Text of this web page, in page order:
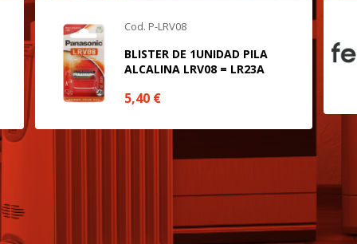
Cod. P-LRV08
BLISTER DE 1UNIDAD PILA
ALCALINA LRV08 = LR23A
5,40 €
las más o menos visitadas, y cómo los visitantes navegan por el
lo tanto, es anónima.
_ga, _gid, _evPromtCookies
a través de nuestro sitio por nuestros socios publicitarios.
sus intereses y mostrarle anuncios relevantes en otros sitios. No
identificación única de su navegador y dispositivo de Internet.
_evPromt